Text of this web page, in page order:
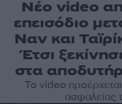
Νέο video
επεισόδιο
Ναν και
Έτσι
στα
Το video
ασφαλείας